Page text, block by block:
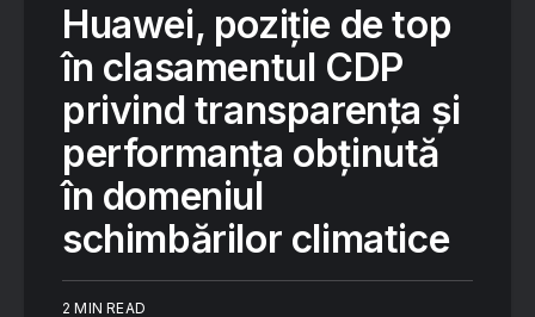
Huawei, poziție de top
în clasamentul CDP
privind transparența și
performanța obținută
în domeniul
schimbărilor climatice
2 MIN READ